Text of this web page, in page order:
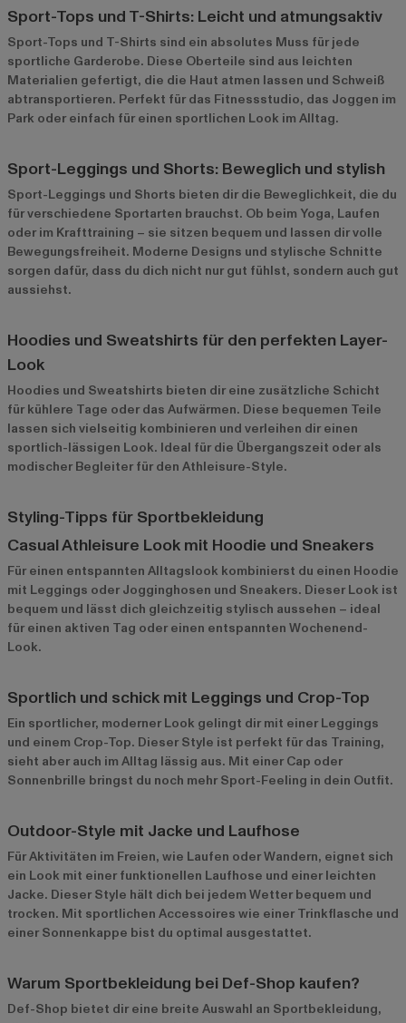
Sport-Tops und T-Shirts: Leicht und atmungsaktiv
Sport-Tops und T-Shirts sind ein absolutes Muss für jede
sportliche Garderobe. Diese Oberteile sind aus leichten
Materialien gefertigt, die die Haut atmen lassen und Schweiß
abtransportieren. Perfekt für das Fitnessstudio, das Joggen im
Park oder einfach für einen sportlichen Look im Alltag.
Sport-Leggings und Shorts: Beweglich und stylish
Sport-Leggings und Shorts bieten dir die Beweglichkeit, die du
für verschiedene Sportarten brauchst. Ob beim Yoga, Laufen
oder im Krafttraining – sie sitzen bequem und lassen dir volle
Bewegungsfreiheit. Moderne Designs und stylische Schnitte
sorgen dafür, dass du dich nicht nur gut fühlst, sondern auch gut
aussiehst.
Hoodies und Sweatshirts für den perfekten Layer-
Look
Hoodies und Sweatshirts bieten dir eine zusätzliche Schicht
für kühlere Tage oder das Aufwärmen. Diese bequemen Teile
lassen sich vielseitig kombinieren und verleihen dir einen
sportlich-lässigen Look. Ideal für die Übergangszeit oder als
modischer Begleiter für den Athleisure-Style.
Styling-Tipps für Sportbekleidung
Casual Athleisure Look mit Hoodie und Sneakers
Für einen entspannten Alltagslook kombinierst du einen Hoodie
mit Leggings oder Jogginghosen und Sneakers. Dieser Look ist
bequem und lässt dich gleichzeitig stylisch aussehen – ideal
für einen aktiven Tag oder einen entspannten Wochenend-
Look.
Sportlich und schick mit Leggings und Crop-Top
Ein sportlicher, moderner Look gelingt dir mit einer Leggings
und einem Crop-Top. Dieser Style ist perfekt für das Training,
sieht aber auch im Alltag lässig aus. Mit einer Cap oder
Sonnenbrille bringst du noch mehr Sport-Feeling in dein Outfit.
Outdoor-Style mit Jacke und Laufhose
Für Aktivitäten im Freien, wie Laufen oder Wandern, eignet sich
ein Look mit einer funktionellen Laufhose und einer leichten
Jacke. Dieser Style hält dich bei jedem Wetter bequem und
trocken. Mit sportlichen Accessoires wie einer Trinkflasche und
einer Sonnenkappe bist du optimal ausgestattet.
Warum Sportbekleidung bei Def-Shop kaufen?
Def-Shop bietet dir eine breite Auswahl an Sportbekleidung,